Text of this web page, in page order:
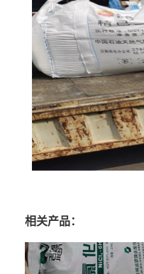
相关产品：